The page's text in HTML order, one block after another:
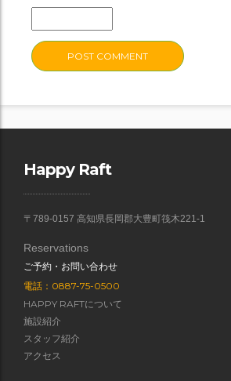
Happy Raft
〒789-0157 高知県長岡郡大豊町筏木221-1
Reservations
ご予約・お問い合わせ
電話：0887-75-0500
HAPPY RAFTについて
施設紹介
スタッフ紹介
アクセス